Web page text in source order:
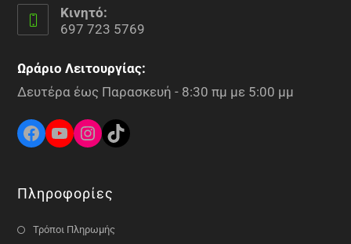
Κινητό:
697 723 5769
Ωράριο Λειτουργίας:
Δευτέρα έως Παρασκευή - 8:30 πμ με 5:00 μμ
Πληροφορίες
Τρόποι Πληρωμής